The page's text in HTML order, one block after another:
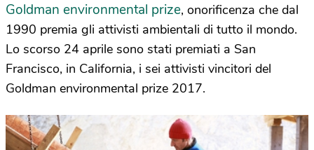
Goldman environmental prize, onorificenza che dal
1990 premia gli attivisti ambientali di tutto il mondo.
Lo scorso 24 aprile sono stati premiati a San
Francisco, in California, i sei attivisti vincitori del
Goldman environmental prize 2017.